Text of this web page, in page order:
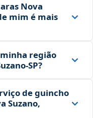
Nova
mim é mais
região
de guincho
Suzano,